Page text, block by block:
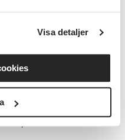
Visa detaljer
ett informerat
på valdagen. Mitt
politiskt inflytande
behandlar personer
bara som brukare
berättar Jonas